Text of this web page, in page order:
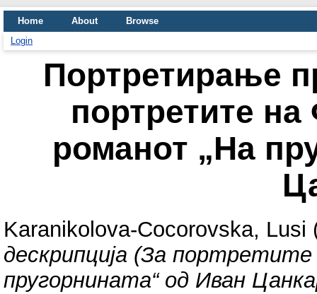
Home About
Browse
Login
Портретирање
портретите
романот „На
Karanikolova-Cocorovska, Lusi
дескрипција (За
пругорнината“ од Иван